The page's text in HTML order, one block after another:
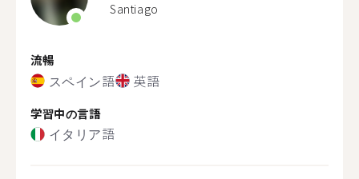
Santiago
流暢
スペイン語 英語
学習中の言語
イタリア語